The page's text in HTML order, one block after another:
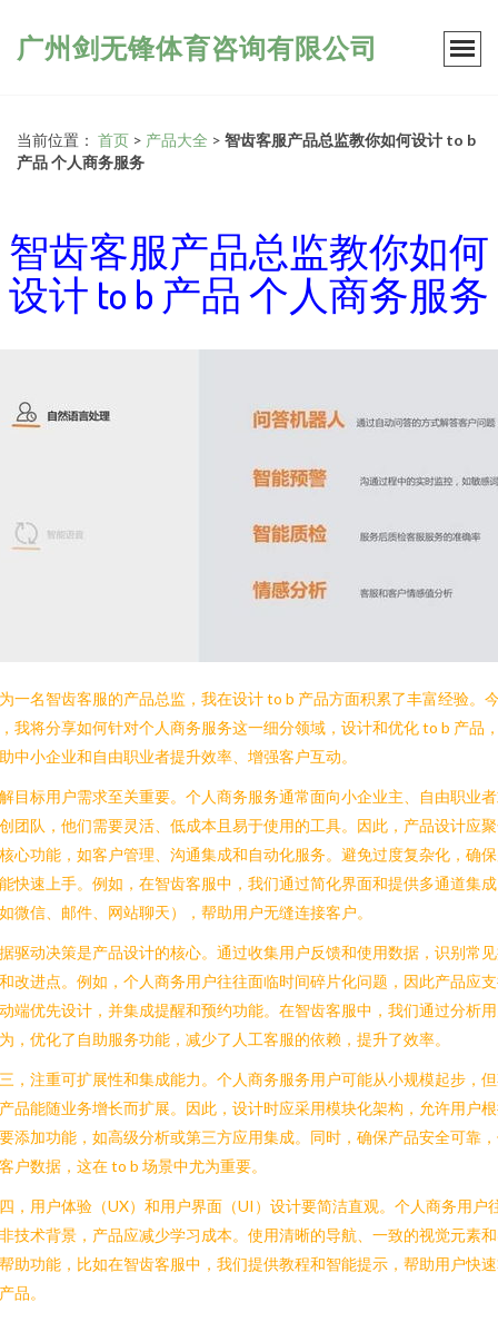
广州剑无锋体育咨询有限公司
当前位置： 首页 > 产品大全 > 智齿客服产品总监教你如何设计 to b
产品 个人商务服务
智齿客服产品总监教你如何
设计 to b 产品 个人商务服务
一名智齿客服的产品总监，我在设计 to b 产品方面积累了丰富经验。
我将分享如何针对个人商务服务这一细分领域，设计和优化 to b 产品
中小企业和自由职业者提升效率、增强客户互动。
目标用户需求至关重要。个人商务服务通常面向小企业主、自由职业
团队，他们需要灵活、低成本且易于使用的工具。因此，产品设计应
心功能，如客户管理、沟通集成和自动化服务。避免过度复杂化，确
快速上手。例如，在智齿客服中，我们通过简化界面和提供多通道集成
微信、邮件、网站聊天），帮助用户无缝连接客户。
驱动决策是产品设计的核心。通过收集用户反馈和使用数据，识别常
改进点。例如，个人商务用户往往面临时间碎片化问题，因此产品应
端优先设计，并集成提醒和预约功能。在智齿客服中，我们通过分析
，优化了自助服务功能，减少了人工客服的依赖，提升了效率。
，注重可扩展性和集成能力。个人商务服务用户可能从小规模起步，
品能随业务增长而扩展。因此，设计时应采用模块化架构，允许用户
添加功能，如高级分析或第三方应用集成。同时，确保产品安全可靠
户数据，这在 to b 场景中尤为重要。
，用户体验（UX）和用户界面（UI）设计要简洁直观。个人商务用户
技术背景，产品应减少学习成本。使用清晰的导航、一致的视觉元素
助功能，比如在智齿客服中，我们提供教程和智能提示，帮助用户快
品。